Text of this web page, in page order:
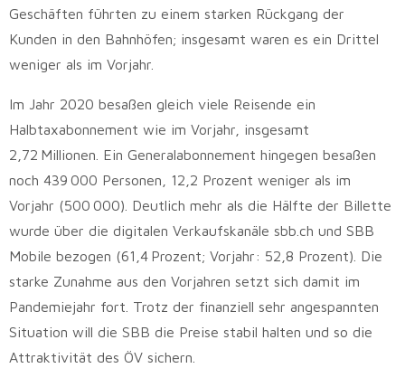
Geschäften führten zu einem starken Rückgang der
Kunden in den Bahnhöfen; insgesamt waren es ein Drittel
weniger als im Vorjahr.
Im Jahr 2020 besaßen gleich viele Reisende ein
Halbtaxabonnement wie im Vorjahr, insgesamt
2,72 Millionen. Ein Generalabonnement hingegen besaßen
noch 439 000 Personen, 12,2 Prozent weniger als im
Vorjahr (500 000). Deutlich mehr als die Hälfte der Billette
wurde über die digitalen Verkaufskanäle sbb.ch und SBB
Mobile bezogen (61,4 Prozent; Vorjahr: 52,8 Prozent). Die
starke Zunahme aus den Vorjahren setzt sich damit im
Pandemiejahr fort. Trotz der finanziell sehr angespannten
Situation will die SBB die Preise stabil halten und so die
Attraktivität des ÖV sichern.